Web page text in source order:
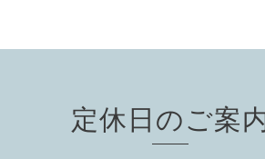
定休日のご案